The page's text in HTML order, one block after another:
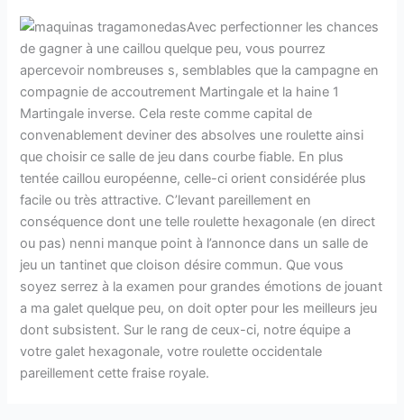
Avec perfectionner les chances
de gagner à une caillou quelque peu, vous pourrez
apercevoir nombreuses s, semblables que la campagne en
compagnie de accoutrement Martingale et la haine 1
Martingale inverse. Cela reste comme capital de
convenablement deviner des absolves une roulette ainsi
que choisir ce salle de jeu dans courbe fiable. En plus
tentée caillou européenne, celle-ci orient considérée plus
facile ou très attractive. C’levant pareillement en
conséquence dont une telle roulette hexagonale (en direct
ou pas) nenni manque point à l’annonce dans un salle de
jeu un tantinet que cloison désire commun. Que vous
soyez serrez à la examen pour grandes émotions de jouant
a ma galet quelque peu, on doit opter pour les meilleurs jeu
dont subsistent. Sur le rang de ceux-ci, notre équipe a
votre galet hexagonale, votre roulette occidentale
pareillement cette fraise royale.